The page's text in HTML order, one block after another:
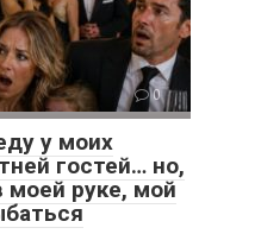
0
у моих
гостей… но,
моей руке, мой